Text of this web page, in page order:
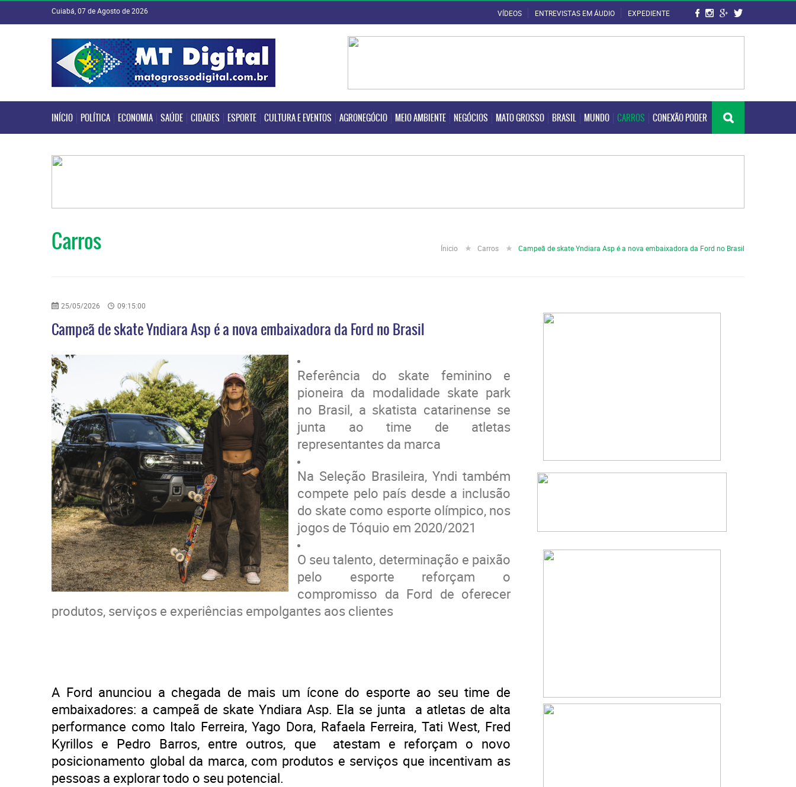
Cuiabá, 07 de Agosto de 2026 VÍDEOS ENTREVISTAS EM ÁUDIO EXPEDIENTE
INÍCIO POLÍTICA ECONOMIA SAÚDE CIDADES ESPORTE CULTURA E EVENTOS AGRONEGÓCIO MEIO AMBIENTE NEGÓCIOS MATO GROSSO BRASIL MUNDO CARROS CONEXÃO PODER
INÍCIO POLÍTICA ECONOMIA MATO GROSSO BRASIL MUNDO CARROS CONEXÃO PODER
Carros Ínicio Carros Campeã de skate Yndiara Asp é a nova embaixadora da Ford no Brasil
25/05/2026 09:15:00
Campeã de skate Yndiara Asp é a nova embaixadora da Ford no Brasil
Referência do skate feminino e
pioneira da modalidade skate park
no Brasil, a skatista catarinense se
junta ao time de atletas
representantes da marca
Na Seleção Brasileira, Yndi também
compete pelo país desde a inclusão
do skate como esporte olímpico, nos
jogos de Tóquio em 2020/2021
O seu talento, determinação e paixão
pelo esporte reforçam o
compromisso da Ford de oferecer
produtos, serviços e experiências empolgantes aos clientes
A Ford anunciou a chegada de mais um ícone do esporte ao seu time de
embaixadores: a campeã de skate Yndiara Asp. Ela se junta a atletas de alta
performance como Italo Ferreira, Yago Dora, Rafaela Ferreira, Tati West, Fred
Kyrillos e Pedro Barros, entre outros, que atestam e reforçam o novo
posicionamento global da marca, com produtos e serviços que incentivam as
pessoas a explorar todo o seu potencial.